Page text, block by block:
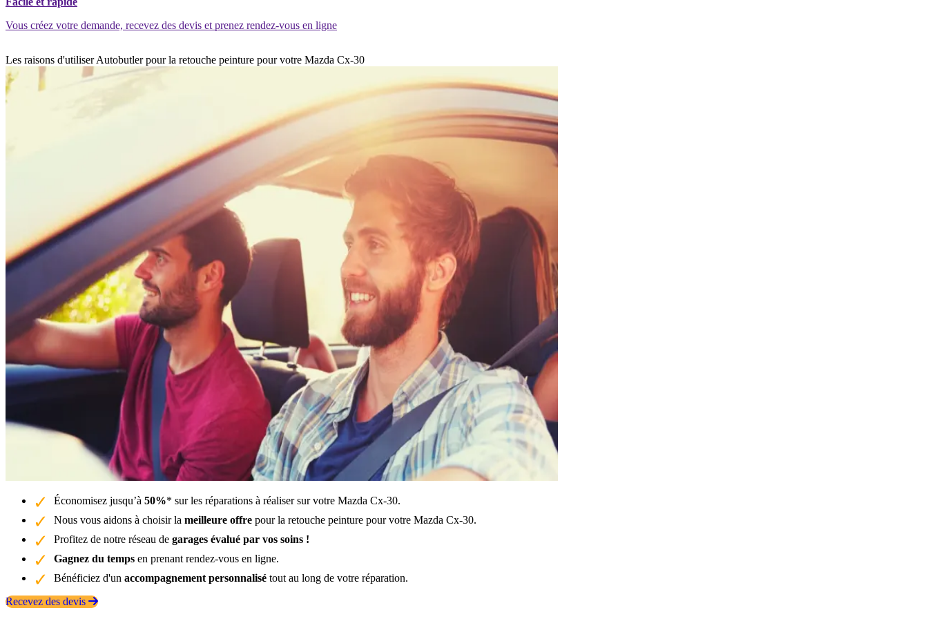
Vous créez votre demande, recevez des devis et prenez rendez-vous en ligne
Les raisons d'utiliser Autobutler pour la retouche peinture pour votre Mazda Cx-30
Économisez jusqu’à 50%* sur les réparations à réaliser sur votre Mazda Cx-30.
Nous vous aidons à choisir la meilleure offre pour la retouche peinture pour votre Mazda Cx-30.
Profitez de notre réseau de garages évalué par vos soins !
Gagnez du temps en prenant rendez-vous en ligne.
Bénéficiez d'un accompagnement personnalisé tout au long de votre réparation.
Recevez des devis